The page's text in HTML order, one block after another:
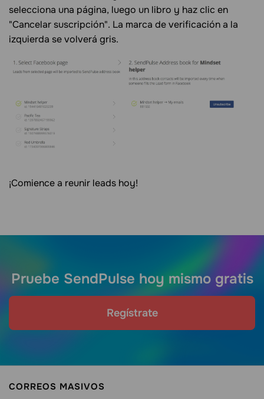
selecciona una página, luego un libro y haz clic en
"Cancelar suscripción". La marca de verificación a la
izquierda se volverá gris.
¡Comience a reunir leads hoy!
Pruebe SendPulse hoy mismo gratis
Regístrate
CORREOS MASIVOS